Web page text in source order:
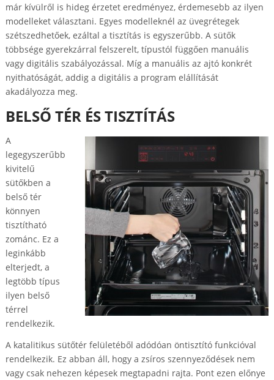
már kívülről is hideg érzetet eredményez, érdemesebb az ilyen
modelleket választani. Egyes modelleknél az üvegrétegek
szétszedhetőek, ezáltal a tisztítás is egyszerűbb. A sütők
többsége gyerekzárral felszerelt, típustól függően manuális
vagy digitális szabályozással. Míg a manuális az ajtó konkrét
nyithatóságát, addig a digitális a program elállítását
akadályozza meg.
BELSŐ TÉR ÉS TISZTÍTÁS
A
legegyszerűbb
kivitelű
sütőkben a
belső tér
könnyen
tisztítható
zománc. Ez a
leginkább
elterjedt, a
legtöbb típus
ilyen belső
térrel
rendelkezik.
A katalitikus sütőtér felületéből adódóan öntisztító funkcióval
rendelkezik. Ez abban áll, hogy a zsíros szennyeződések nem
vagy csak nehezen képesek megtapadni rajta. Pont ezen előnye